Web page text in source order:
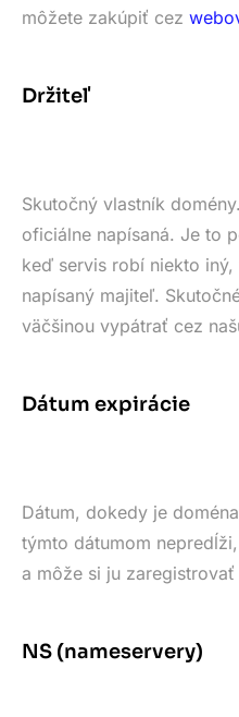
môžete zakúpiť cez
Držiteľ
Skutočný vlastník
oficiálne napísaná. Je to
keď servis robí niekto
napísaný majiteľ.
väčšinou vypátrať cez
Dátum expirácie
Dátum, dokedy je
týmto dátumom
a môže si ju zaregistrovať
NS (nameservery)